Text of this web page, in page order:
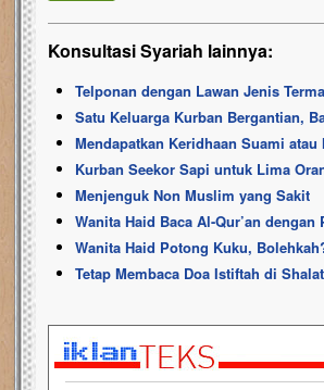
Konsultasi Syariah lainnya:
Telponan dengan Lawan Jenis
Satu Keluarga Kurban Bergantian,
Mendapatkan Keridhaan Suami
Kurban Seekor Sapi untuk Lima
Menjenguk Non Muslim yang Sakit
Wanita Haid Baca Al-Qur’an
Wanita Haid Potong Kuku,
Tetap Membaca Doa Istiftah di